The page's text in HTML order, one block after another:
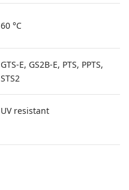
60 °C
GTS-E, GS2B-E, PTS, PPTS,
STS2
UV resistant